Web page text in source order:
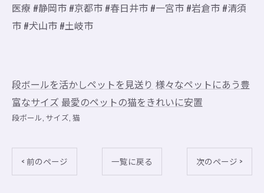
医療 #静岡市 #京都市 #春日井市 #一宮市 #岩倉市 #清須
市 #犬山市 #土岐市
段ボールを活かしペットを見送り 様々なペットにあう豊
富なサイズ 最愛のペットの猫をきれいに安置
段ボール サイズ 猫
< 前のページ 一覧に戻る 次のページ >